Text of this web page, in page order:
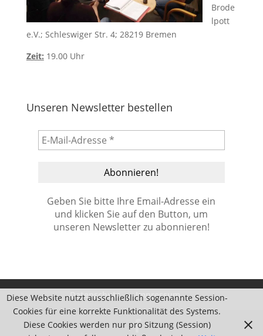
Brode
lpott
e.V.; Schleswiger Str. 4; 28219 Bremen
Zeit: 19.00 Uhr
Unseren Newsletter bestellen
Geben Sie bitte Ihre Email-Adresse ein
und klicken Sie auf den Button, um
unseren Newsletter zu abonnieren!
Datenschutz Impressum
Diese Website nutzt ausschließlich sogenannte Session-
Cookies für eine korrekte Funktionalität des Systems.
Diese Cookies werden nur pro Sitzung (Session)